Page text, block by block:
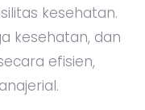
kesehatan.
kesehatan, dan
efisien,